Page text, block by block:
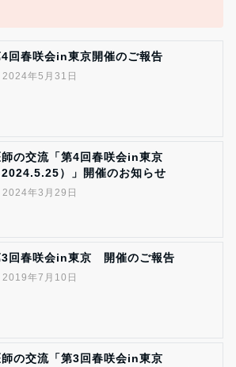
回春咲会in東京開催のご報告
2024年5月31日
師の交流「第4回春咲会in東京
2024.5.25）」開催のお知らせ
2024年3月29日
3回春咲会in東京 開催のご報告
2019年7月10日
師の交流「第3回春咲会in東京